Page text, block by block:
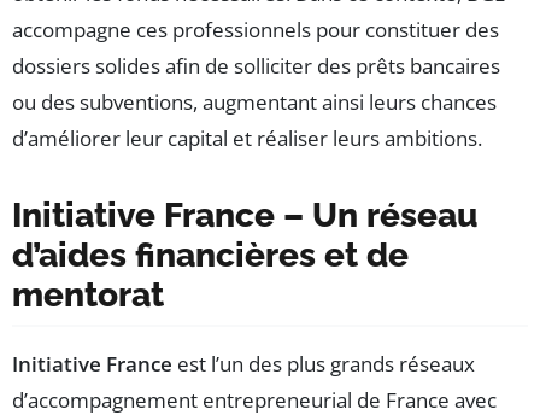
accompagne ces professionnels pour constituer des
dossiers solides afin de solliciter des prêts bancaires
ou des subventions, augmentant ainsi leurs chances
d’améliorer leur capital et réaliser leurs ambitions.
Initiative France – Un réseau
d’aides financières et de
mentorat
Initiative France est l’un des plus grands réseaux
d’accompagnement entrepreneurial de France avec